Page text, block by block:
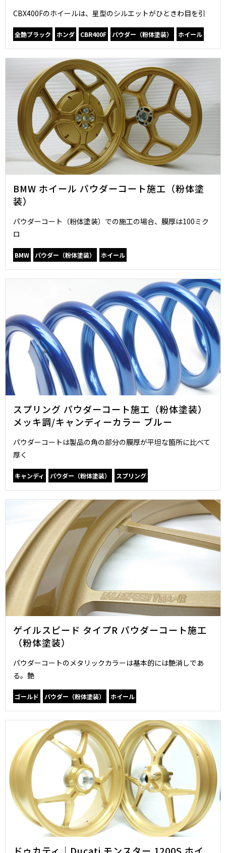
CBX400Fのホイールは、星型のシルエットがひときわ目を引
全艶ブラック ホンダ CBR400F パウダー（粉体塗装） ホイール
BMW ホイール パウダーコート施工（粉体塗
装）
パウダーコート（粉体塗装）での施工の場合、膜厚は100ミク
ロ
BMW パウダー（粉体塗装） ホイール
スプリング パウダーコート施工（粉体塗装）
メッキ調/キャンディーカラー ブルー
パウダーコートは製品の角の部分の膜厚が平坦な箇所に比べて
厚く
キャンディ パウダー（粉体塗装） スプリング
ゲイルスピード タイプR パウダーコート施工
（粉体塗装）
パウダーコートのメタリックカラーは基本的には艶消しであ
る。艶
ゴールド パウダー（粉体塗装） ホイール